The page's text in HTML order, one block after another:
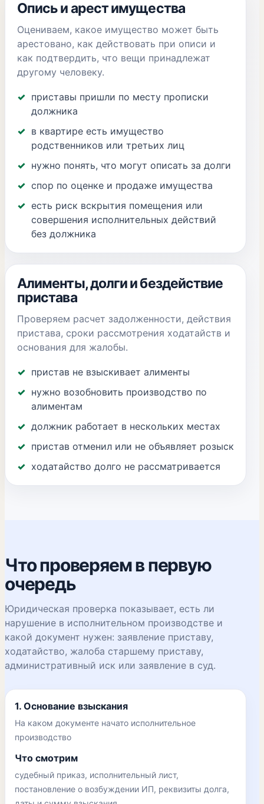
Опись и арест имущества
Оцениваем, какое имущество может быть
арестовано, как действовать при описи и
как подтвердить, что вещи принадлежат
другому человеку.
приставы пришли по месту прописки
должника
в квартире есть имущество
родственников или третьих лиц
нужно понять, что могут описать за долги
спор по оценке и продаже имущества
есть риск вскрытия помещения или
совершения исполнительных действий
без должника
Алименты, долги и бездействие
пристава
Проверяем расчет задолженности, действия
пристава, сроки рассмотрения ходатайств и
основания для жалобы.
пристав не взыскивает алименты
нужно возобновить производство по
алиментам
должник работает в нескольких местах
пристав отменил или не объявляет розыск
ходатайство долго не рассматривается
Что проверяем в первую
очередь
Юридическая проверка показывает, есть ли
нарушение в исполнительном производстве и
какой документ нужен: заявление приставу,
ходатайство, жалоба старшему приставу,
административный иск или заявление в суд.
1. Основание взыскания
На каком документе начато исполнительное
производство
Что смотрим
судебный приказ, исполнительный лист,
постановление о возбуждении ИП, реквизиты долга,